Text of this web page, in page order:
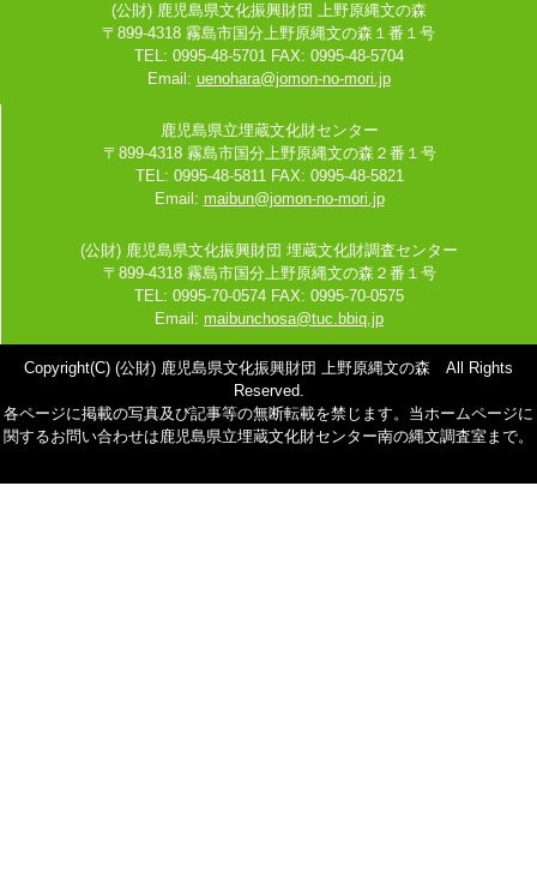
(公財) 鹿児島県文化振興財団 上野原縄文の森
〒899-4318 霧島市国分上野原縄文の森１番１号
TEL: 0995-48-5701 FAX: 0995-48-5704
Email: uenohara@jomon-no-mori.jp
鹿児島県立埋蔵文化財センター
〒899-4318 霧島市国分上野原縄文の森２番１号
TEL: 0995-48-5811 FAX: 0995-48-5821
Email: maibun@jomon-no-mori.jp
(公財) 鹿児島県文化振興財団 埋蔵文化財調査センター
〒899-4318 霧島市国分上野原縄文の森２番１号
TEL: 0995-70-0574 FAX: 0995-70-0575
Email: maibunchosa@tuc.bbiq.jp
Copyright(C) (公財) 鹿児島県文化振興財団 上野原縄文の森 All Rights
Reserved.
各ページに掲載の写真及び記事等の無断転載を禁じます。当ホームページに
関するお問い合わせは鹿児島県立埋蔵文化財センター南の縄文調査室まで。